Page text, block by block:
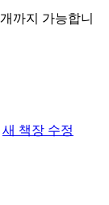
까지 가능합니
새 책장 수정